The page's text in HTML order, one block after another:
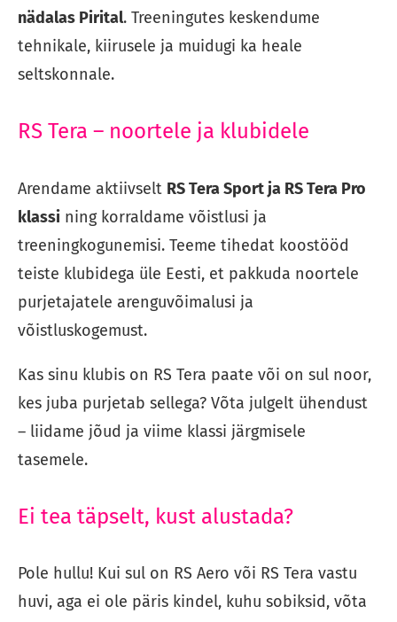
nädalas Pirital. Treeningutes keskendume
tehnikale, kiirusele ja muidugi ka heale
seltskonnale.
RS Tera – noortele ja klubidele
Arendame aktiivselt RS Tera Sport ja RS Tera Pro
klassi ning korraldame võistlusi ja
treeningkogunemisi. Teeme tihedat koostööd
teiste klubidega üle Eesti, et pakkuda noortele
purjetajatele arenguvõimalusi ja
võistluskogemust.
Kas sinu klubis on RS Tera paate või on sul noor,
kes juba purjetab sellega? Võta julgelt ühendust
– liidame jõud ja viime klassi järgmisele
tasemele.
Ei tea täpselt, kust alustada?
Pole hullu! Kui sul on RS Aero või RS Tera vastu
huvi, aga ei ole päris kindel, kuhu sobiksid, võta